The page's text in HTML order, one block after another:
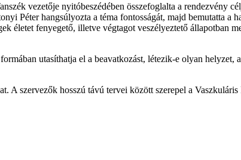
vezetője nyitóbeszédében összefoglalta a rendezvény
Péter hangsúlyozta a téma fontosságát, majd bemutatta
életet fenyegető, illetve végtagot veszélyeztető állapotban
utasíthatja el a beavatkozást, létezik-e olyan helyzet,
A szervezők hosszú távú tervei között szerepel a